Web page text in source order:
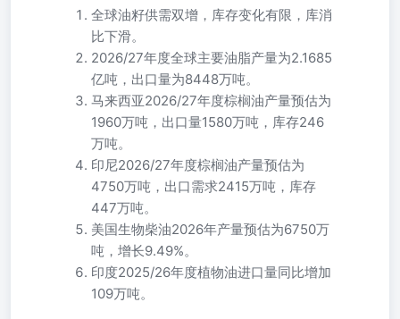
全球油籽供需双增，库存变化有限，库消
比下滑。
2026/27年度全球主要油脂产量为2.1685
亿吨，出口量为8448万吨。
马来西亚2026/27年度棕榈油产量预估为
1960万吨，出口量1580万吨，库存246
万吨。
印尼2026/27年度棕榈油产量预估为
4750万吨，出口需求2415万吨，库存
447万吨。
美国生物柴油2026年产量预估为6750万
吨，增长9.49%。
印度2025/26年度植物油进口量同比增加
109万吨。